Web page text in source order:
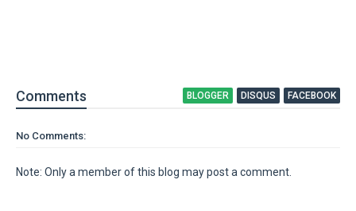
Comments BLOGGER DISQUS FACEBOOK
No Comments:
Note: Only a member of this blog may post a comment.